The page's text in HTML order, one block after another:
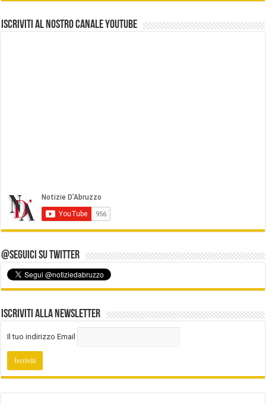
Iscriviti al nostro Canale Youtube
@Seguici su Twitter
Iscriviti alla Newsletter
Il tuo indirizzo Email